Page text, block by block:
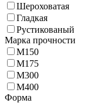
Шероховатая
Гладкая
Рустикованый
Марка прочности
M150
M175
M300
M400
Форма